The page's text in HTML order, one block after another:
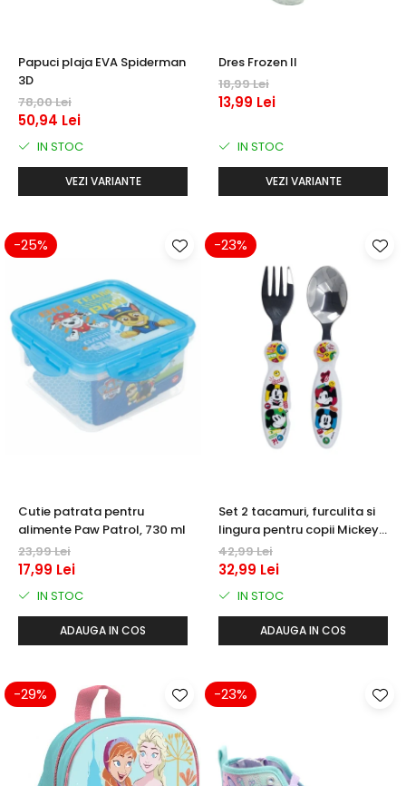
Papuci plaja EVA Spiderman
3D
78,00 Lei
50,94 Lei
IN STOC
VEZI VARIANTE
Dres Frozen II
18,99 Lei
13,99 Lei
IN STOC
VEZI VARIANTE
-25%
Cutie patrata pentru
alimente Paw Patrol, 730 ml
23,99 Lei
17,99 Lei
IN STOC
ADAUGA IN COS
-23%
Set 2 tacamuri, furculita si
lingura pentru copii Mickey
Mouse, Fun-Tastic 15.5 cm
42,99 Lei
32,99 Lei
IN STOC
ADAUGA IN COS
-29% -23%